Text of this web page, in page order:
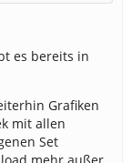
es bereits in
Grafiken
mit allen
Set